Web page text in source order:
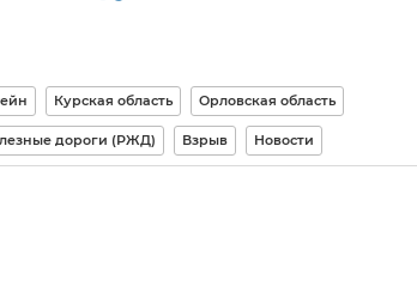
Курская область Орловская область
дороги (РЖД) Взрыв Новости